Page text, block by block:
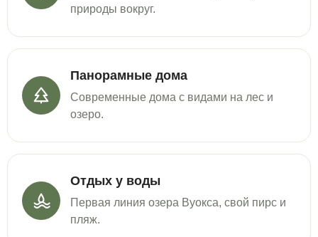
природы вокруг.
Панорамные дома
Современные дома с видами на лес и
озеро.
Отдых у воды
Первая линия озера Вуокса, свой пирс и
пляж.